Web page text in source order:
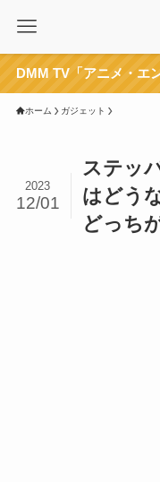
DMM TV「アニメ・エ
ホーム ガジェット
ステッ
はどう
どっち
2023
12/01